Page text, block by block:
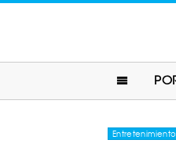
Entretenimiento